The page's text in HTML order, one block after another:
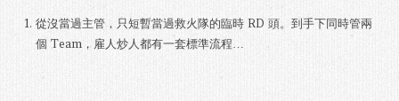
從沒當過主管，只短暫當過救火隊的臨時 RD 頭。到手下同時管兩
個 Team，雇人炒人都有一套標準流程…